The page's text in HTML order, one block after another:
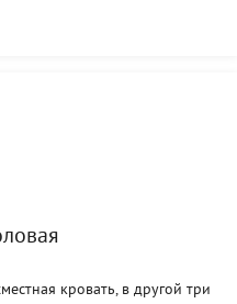
кровать, в другой три